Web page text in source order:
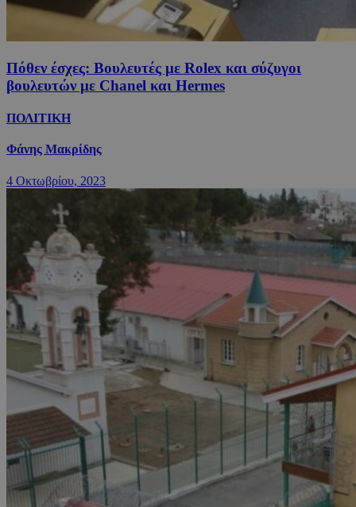
Πόθεν έσχες: Βουλευτές με Rolex και σύζυγοι
βουλευτών με Chanel και Hermes
ΠΟΛΙΤΙΚΗ
Φάνης Μακρίδης
4 Οκτωβρίου, 2023